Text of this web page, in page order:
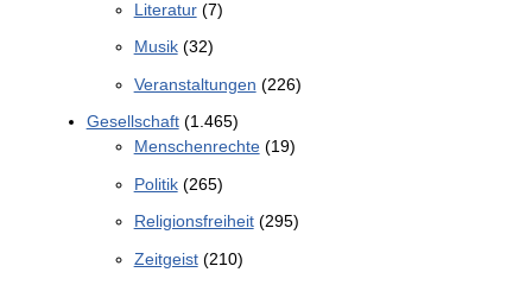
Literatur(7)
Musik(32)
Veranstaltungen (226)
Gesellschaft(1.465)
Menschenrechte(19)
Politik(265)
Religionsfreiheit(295)
Zeitgeist(210)